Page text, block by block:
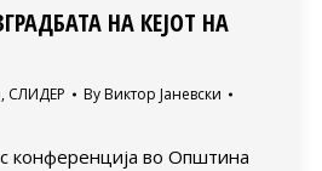
НА КЕЈОТ НА
, СЛИДЕР By Виктор Јаневски
конференција во Општина